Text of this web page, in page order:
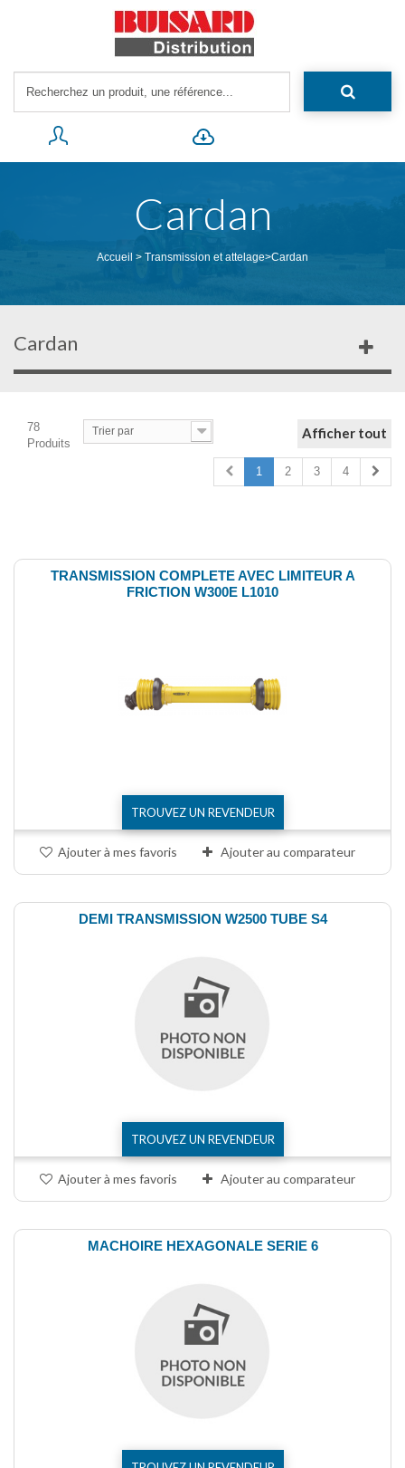
Cardan
Accueil > Transmission et attelage>Cardan
Cardan
78
Produits
Afficher tout
1 2 3 4
Trier par
TRANSMISSION COMPLETE AVEC LIMITEUR A
FRICTION W300E L1010
TROUVEZ UN REVENDEUR
Ajouter à mes favoris Ajouter au comparateur
DEMI TRANSMISSION W2500 TUBE S4
TROUVEZ UN REVENDEUR
Ajouter à mes favoris Ajouter au comparateur
MACHOIRE HEXAGONALE SERIE 6